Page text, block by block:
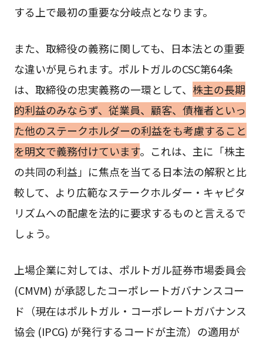
する上で最初の重要な分岐点となります。
また、取締役の義務に関しても、日本法との重要
な違いが見られます。ポルトガルのCSC第64条
は、取締役の忠実義務の一環として、 株主の長期
的利益のみならず、従業員、顧客、債権者といっ
た他のステークホルダーの利益をも考慮すること
を明文で義務付けています。これは、主に「株主
の共同の利益」に焦点を当てる日本法の解釈と比
較して、より広範なステークホルダー・キャピタ
リズムへの配慮を法的に要求するものと言えるで
しょう。
上場企業に対しては、ポルトガル証券市場委員会
(CMVM) が承認したコーポレートガバナンスコー
ド（現在はポルトガル・コーポレートガバナンス
協会 (IPCG) が発行するコードが主流）の適用が